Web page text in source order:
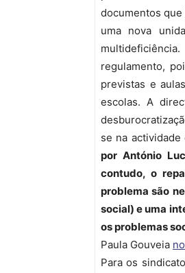
documentos que
uma nova
regulamento,
previstas e
escolas. A
se na
por António
contudo, o
problema são
social) e uma
os problemas
Paula Gouveia
Para os